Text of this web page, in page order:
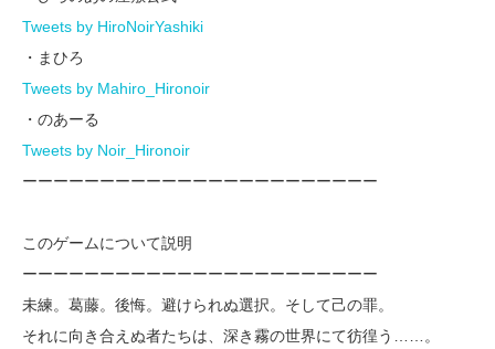
Tweets by HiroNoirYashiki
・まひろ
Tweets by Mahiro_Hironoir
・のあーる
Tweets by Noir_Hironoir
ーーーーーーーーーーーーーーーーーーーーーーー
このゲームについて説明
ーーーーーーーーーーーーーーーーーーーーーーー
未練。葛藤。後悔。避けられぬ選択。そして己の罪。
それに向き合えぬ者たちは、深き霧の世界にて彷徨う……。